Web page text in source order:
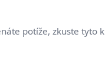
potíže, zkuste tyto